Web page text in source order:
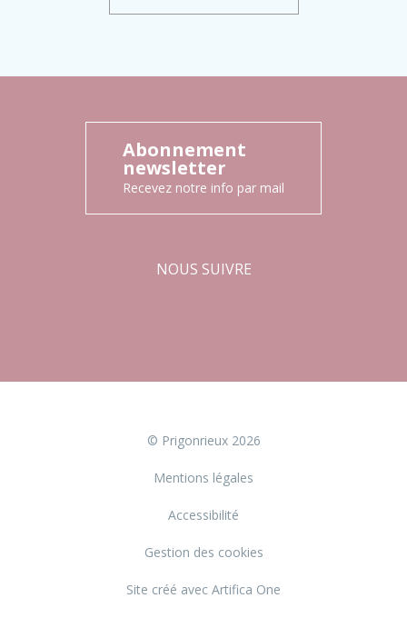
Abonnement
newsletter
Recevez notre info par mail
NOUS SUIVRE
© Prigonrieux 2026
Mentions légales
Accessibilité
Gestion des cookies
Site créé avec Artifica One